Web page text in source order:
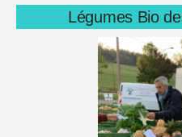
Légumes Bio